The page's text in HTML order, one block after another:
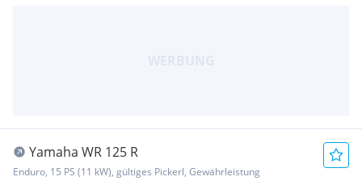
Yamaha WR 125 R
Enduro, 15 PS (11 kW), gültiges Pickerl, Gewährleistung